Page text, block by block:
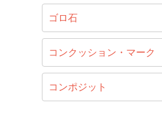
ゴロ石
コンクッション・マーク
コンポジット